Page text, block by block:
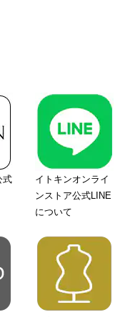
式
イトキンオンライ
ンストア公式LINE
について